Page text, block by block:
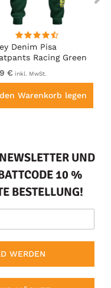
Denim Pisa
Racing Green
€ inkl. MwSt.
Warenkorb legen
UND
10 %
BESTELLUNG!
WERDEN